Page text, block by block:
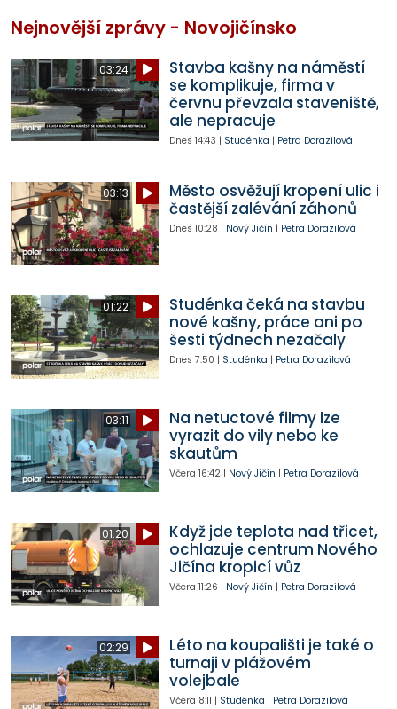
Nejnovější zprávy - Novojičínsko
03:24
Stavba kašny na náměstí
se komplikuje, firma v
červnu převzala staveniště,
ale nepracuje
Dnes 14:43 | Studénka | Petra Dorazilová
03:13
Město osvěžují kropení ulic i
častější zalévání záhonů
Dnes 10:28 | Nový Jičín | Petra Dorazilová
01:22
Studénka čeká na stavbu
nové kašny, práce ani po
šesti týdnech nezačaly
Dnes 7:50 | Studénka | Petra Dorazilová
03:11
Na netuctové filmy lze
vyrazit do vily nebo ke
skautům
Včera 16:42| Nový Jičín | Petra Dorazilová
01:20
Když jde teplota nad třicet,
ochlazuje centrum Nového
Jičína kropicí vůz
Včera 11:26 | Nový Jičín | Petra Dorazilová
02:29
Léto na koupališti je také o
turnaji v plážovém
volejbale
Včera 8:11 | Studénka | Petra Dorazilová